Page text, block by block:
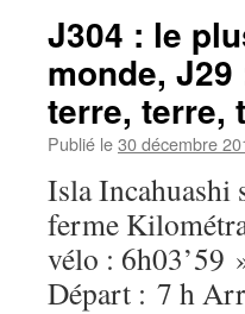
J304 : le
monde,
terre, terre,
Publié le30 décembre
Isla Incahuashi
ferme
vélo : 6h03’59
Départ : 7 h